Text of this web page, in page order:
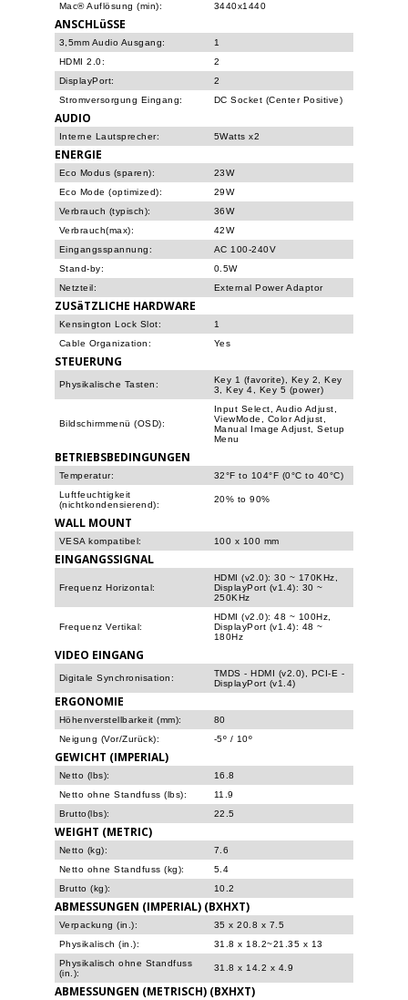
Mac® Auflösung (min):
3440x1440
ANSCHLüSSE
3,5mm Audio Ausgang:
1
HDMI 2.0:
2
DisplayPort:
2
Stromversorgung Eingang:
DC Socket (Center Positive)
AUDIO
Interne Lautsprecher: 5Watts x2
ENERGIE
Eco Modus (sparen):
23W
Eco Mode (optimized):
29W
Verbrauch (typisch):
36W
Verbrauch(max):
42W
Eingangsspannung:
AC 100-240V
Stand-by:
0.5W
Netzteil:
External Power Adaptor
ZUSäTZLICHE HARDWARE
Kensington Lock Slot:
1
Cable Organization:
Yes
STEUERUNG
Physikalische Tasten:
Key 1 (favorite), Key 2, Key
3, Key 4, Key 5 (power)
Bildschirmmenü (OSD):
Input Select, Audio Adjust,
ViewMode, Color Adjust,
Manual Image Adjust, Setup
Menu
BETRIEBSBEDINGUNGEN
Temperatur:
32°F to 104°F (0°C to 40°C)
Luftfeuchtigkeit
(nichtkondensierend):
20% to 90%
WALL MOUNT
VESA kompatibel: 100 x 100 mm
EINGANGSSIGNAL
Frequenz Horizontal:
HDMI (v2.0): 30 ~ 170KHz,
DisplayPort (v1.4): 30 ~
250KHz
Frequenz Vertikal:
HDMI (v2.0): 48 ~ 100Hz,
DisplayPort (v1.4): 48 ~
180Hz
VIDEO EINGANG
Digitale Synchronisation:
TMDS - HDMI (v2.0), PCI-E -
DisplayPort (v1.4)
ERGONOMIE
Höhenverstellbarkeit (mm):
80
Neigung (Vor/Zurück):
-5º / 10º
GEWICHT (IMPERIAL)
Netto (lbs):
16.8
Netto ohne Standfuss (lbs):
11.9
Brutto(lbs):
22.5
WEIGHT (METRIC)
Netto (kg):
7.6
Netto ohne Standfuss (kg):
5.4
Brutto (kg):
10.2
ABMESSUNGEN (IMPERIAL) (BXHXT)
Verpackung (in.):
35 x 20.8 x 7.5
Physikalisch (in.):
31.8 x 18.2~21.35 x 13
Physikalisch ohne Standfuss
(in.):
31.8 x 14.2 x 4.9
ABMESSUNGEN (METRISCH) (BXHXT)